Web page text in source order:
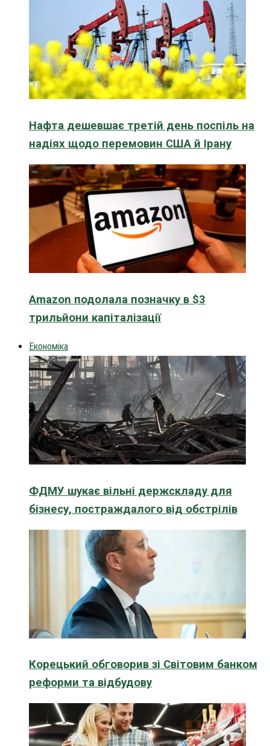
Нафта дешевшає третій день поспіль на
надіях щодо перемовин США й Ірану
Amazon подолала позначку в $3
трильйони капіталізації
Економіка
ФДМУ шукає вільні держскладу для
бізнесу, постраждалого від обстрілів
Корецький обговорив зі Світовим банком
реформи та відбудову